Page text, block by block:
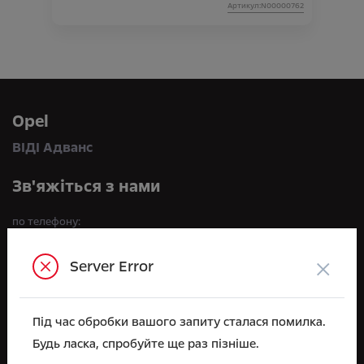
Артикул:N00000762
Opel
ВІДІ Адванс
Зв'яжіться з нами
по телефону:
або приїжджайте до нас:
вул. Велика Кільцева, 60А, с. Софіївська Борщагівка
e-mail
sales.advance@vidi.ua
Server Error ×
Під час обробки вашого запиту сталася помилка.
Будь ласка, спробуйте ще раз пізніше.